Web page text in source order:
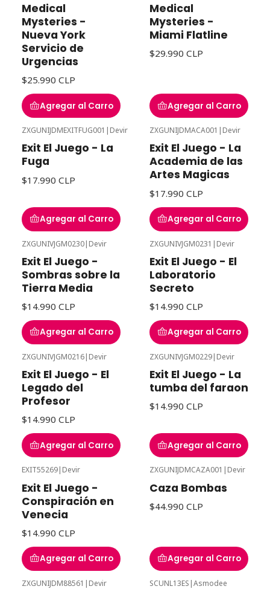
Medical
Mysteries -
Nueva York
Servicio de
Urgencias
$25.990 CLP
Agregar al Carro
Medical
Mysteries -
Miami Flatline
$29.990 CLP
Agregar al Carro
ZXGUNIJDMEXITFUG001 | Devir
Exit El Juego - La
Fuga
$17.990 CLP
Agregar al Carro
ZXGUNIJDMACA001 | Devir
Exit El Juego - La
Academia de las
Artes Magicas
$17.990 CLP
Agregar al Carro
ZXGUNIVJGM0230| Devir
Exit El Juego -
Sombras sobre la
Tierra Media
$14.990 CLP
Agregar al Carro
ZXGUNIVJGM0231 | Devir
Exit El Juego - El
Laboratorio
Secreto
$14.990 CLP
Agregar al Carro
ZXGUNIVJGM0216| Devir
Exit El Juego - El
Legado del
Profesor
$14.990 CLP
Agregar al Carro
ZXGUNIVJGM0229| Devir
Exit El Juego - La
tumba del faraon
$14.990 CLP
Agregar al Carro
EXIT55269| Devir
Exit El Juego -
Conspiración en
Venecia
$14.990 CLP
Agregar al Carro
ZXGUNIJDMCAZA001 | Devir
Caza Bombas
$44.990 CLP
Agregar al Carro
ZXGUNIJDM88561 | Devir SCUNL13ES |Asmodee